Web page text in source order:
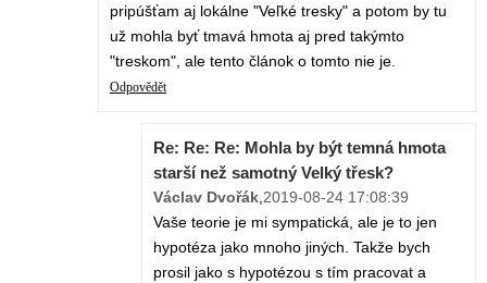
pripúšťam aj lokálne "Veľké tresky" a potom by tu
už mohla byť tmavá hmota aj pred takýmto
"treskom", ale tento článok o tomto nie je.
Odpovědět
Re: Re: Re: Mohla by být temná hmota
starší než samotný Velký třesk?
Václav Dvořák 2019-08-24 17:08:39
Vaše teorie je mi sympatická, ale je to jen
hypotéza jako mnoho jiných. Takže bych
prosil jako s hypotézou s tím pracovat a